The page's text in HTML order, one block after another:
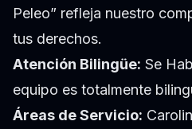
Peleo” refleja nuestro
tus derechos.
Atención Bilingüe: Se
equipo es totalmente
Áreas de Servicio: